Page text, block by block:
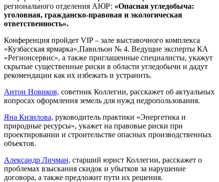
регионального отделения АЮР: «Опасная угледобыча:
уголовная, гражданско-правовая и экологическая
ответственность».
Конференция пройдет VIP – зале выставочного комплекса
«Кузбасская ярмарка»,Павильон № 4. Ведущие эксперты КА
«Регионсервис», а также приглашенные специалисты, укажут
скрытые существенные риски в области угледобычи и дадут
рекомендации как их избежать и устранить.
Антон Новиков, советник Коллегии, расскажет об актуальных
вопросах оформления земель для нужд недропользования.
Яна Кизилова, руководитель практики «Энергетика и
природные ресурсы», укажет на правовые риски при
проектировании и строительстве опасных производственных
объектов.
Александр Личман, старший юрист Коллегии, расскажет о
проблемах взыскания скидок и убытков за нарушение
договора, а также предложит пути их решения.